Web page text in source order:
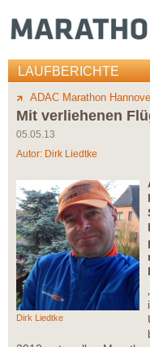
LAUFBERICHTE
ADAC Marathon
Mit verliehenen
05.05.13
Autor: Dirk Liedtke
Dirk Liedtke